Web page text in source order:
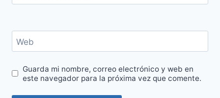
Web
Guarda mi nombre, correo electrónico y web en
este navegador para la próxima vez que comente.